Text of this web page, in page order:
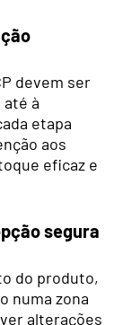
devem ser
à
etapa
aos
eficaz e
segura
do produto,
numa zona
alterações